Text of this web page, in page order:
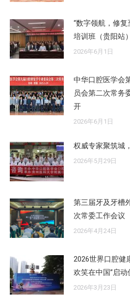
“数字领航，修复
培训班（贵阳站
2026年6月1日
中华口腔医学会
员会第二次常务
开
2026年6月1日
权威专家聚筑城
2026年5月29日
第三届牙及牙槽
次常委工作会议
2026年4月24日
2026世界口腔健
欢笑在中国”启
2026年3月23日